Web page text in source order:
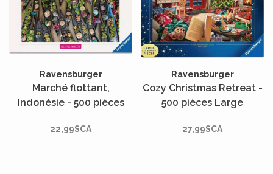
Ravensburger
Marché flottant,
Indonésie - 500 pièces
22,99$CA
Ravensburger
Cozy Christmas Retreat -
500 pièces Large
27,99$CA